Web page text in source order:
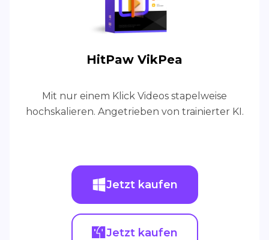
HitPaw VikPea
Mit nur einem Klick Videos stapelweise
hochskalieren. Angetrieben von trainierter KI.
Jetzt kaufen
Jetzt kaufen